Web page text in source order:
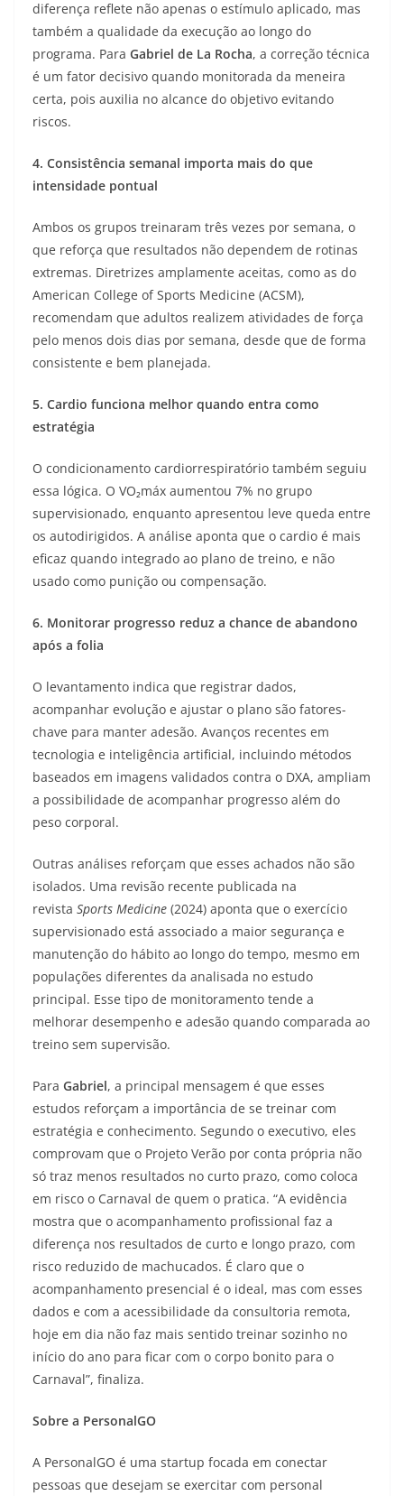
diferença reflete não apenas o estímulo aplicado, mas
também a qualidade da execução ao longo do
programa. Para Gabriel de La Rocha, a correção técnica
é um fator decisivo quando monitorada da meneira
certa, pois auxilia no alcance do objetivo evitando
riscos.
4. Consistência semanal importa mais do que
intensidade pontual
Ambos os grupos treinaram três vezes por semana, o
que reforça que resultados não dependem de rotinas
extremas. Diretrizes amplamente aceitas, como as do
American College of Sports Medicine (ACSM),
recomendam que adultos realizem atividades de força
pelo menos dois dias por semana, desde que de forma
consistente e bem planejada.
5. Cardio funciona melhor quando entra como
estratégia
O condicionamento cardiorrespiratório também seguiu
essa lógica. O VO₂máx aumentou 7% no grupo
supervisionado, enquanto apresentou leve queda entre
os autodirigidos. A análise aponta que o cardio é mais
eficaz quando integrado ao plano de treino, e não
usado como punição ou compensação.
6. Monitorar progresso reduz a chance de abandono
após a folia
O levantamento indica que registrar dados,
acompanhar evolução e ajustar o plano são fatores-
chave para manter adesão. Avanços recentes em
tecnologia e inteligência artificial, incluindo métodos
baseados em imagens validados contra o DXA, ampliam
a possibilidade de acompanhar progresso além do
peso corporal.
Outras análises reforçam que esses achados não são
isolados. Uma revisão recente publicada na
revista Sports Medicine (2024) aponta que o exercício
supervisionado está associado a maior segurança e
manutenção do hábito ao longo do tempo, mesmo em
populações diferentes da analisada no estudo
principal. Esse tipo de monitoramento tende a
melhorar desempenho e adesão quando comparada ao
treino sem supervisão.
Para Gabriel, a principal mensagem é que esses
estudos reforçam a importância de se treinar com
estratégia e conhecimento. Segundo o executivo, eles
comprovam que o Projeto Verão por conta própria não
só traz menos resultados no curto prazo, como coloca
em risco o Carnaval de quem o pratica. “A evidência
mostra que o acompanhamento profissional faz a
diferença nos resultados de curto e longo prazo, com
risco reduzido de machucados. É claro que o
acompanhamento presencial é o ideal, mas com esses
dados e com a acessibilidade da consultoria remota,
hoje em dia não faz mais sentido treinar sozinho no
início do ano para ficar com o corpo bonito para o
Carnaval”, finaliza.
Sobre a PersonalGO
A PersonalGO é uma startup focada em conectar
pessoas que desejam se exercitar com personal